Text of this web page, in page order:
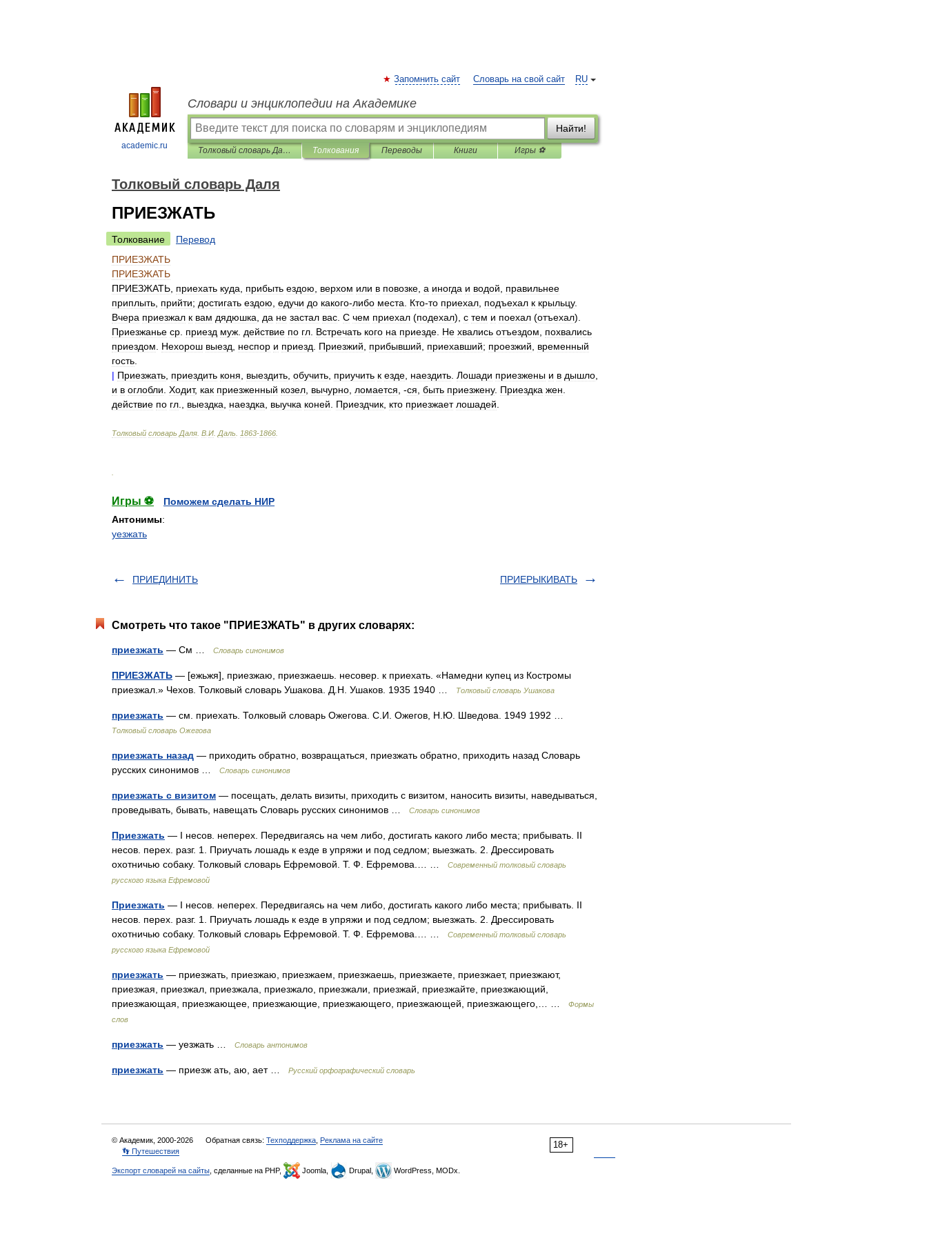
academic.ru
RU
Запомнить сайт Словарь на свой сайт
Словари и энциклопедии на Академике
Найти!
Толковый словарь Даля Толкования Переводы Книги Игры ⚽
Толковый словарь Даля
ПРИЕЗЖАТЬ
Толкование
Перевод
ПРИЕЗЖАТЬ
ПРИЕЗЖАТЬ
ПРИЕЗЖАТЬ приехать куда прибыть ездою верхом или в повозке а иногда и водой
правильнее
приплыть прийти; достигать ездою едучи до какого-либо места Кто-то приехал подъехал к крыльцу.
Вчера приезжал к вам дядюшка да не застал вас С чем приехал (подехал), с тем и поехал (отъехал).
Приезжанье ср приезд муж действие по гл Встречать кого на приезде Не хвались отъездом
похвались
приездом
Нехорош выезд неспор и приезд Приезжий прибывший приехавший; проезжий
временный
гость
| Приезжать приездить коня выездить обучить приучить к езде наездить Лошади приезжены и в дышло
и в оглобли Ходит, как приезженный козел вычурно ломается , -ся быть приезжену. Приездка жен
действие по гл выездка наездка выучка коней Приездчик кто приезжает лошадей
Толковый словарь Даля В И Даль 1863-1866
Игры ⚽
Поможем сделать НИР
Антонимы:
уезжать
ПРИЕДИНИТЬ ПРИЕРЫКИВАТЬ
Смотреть что такое "ПРИЕЗЖАТЬ" в других словарях:
приезжать — См … Словарь синонимов
ПРИЕЗЖАТЬ — [ежьжя], приезжаю, приезжаешь. несовер. к приехать. «Намедни купец из Костромы
приезжал.» Чехов. Толковый словарь Ушакова. Д.Н. Ушаков. 1935 1940 …
Толковый словарь Ушакова
приезжать — см. приехать. Толковый словарь Ожегова. С.И. Ожегов, Н.Ю. Шведова. 1949 1992 …
Толковый словарь Ожегова
приезжать назад — приходить обратно, возвращаться, приезжать обратно, приходить назад Словарь
русских синонимов …
Словарь синонимов
приезжать с визитом — посещать, делать визиты, приходить с визитом, наносить визиты, наведываться,
проведывать, бывать, навещать Словарь русских синонимов …
Словарь синонимов
Приезжать — I несов. неперех. Передвигаясь на чем либо, достигать какого либо места; прибывать. II
несов. перех. разг. 1. Приучать лошадь к езде в упряжи и под седлом; выезжать. 2. Дрессировать
охотничью собаку. Толковый словарь Ефремовой. Т. Ф. Ефремова.… …
Современный толковый словарь
русского языка Ефремовой
Приезжать — I несов. неперех. Передвигаясь на чем либо, достигать какого либо места; прибывать. II
несов. перех. разг. 1. Приучать лошадь к езде в упряжи и под седлом; выезжать. 2. Дрессировать
охотничью собаку. Толковый словарь Ефремовой. Т. Ф. Ефремова.… …
Современный толковый словарь
русского языка Ефремовой
приезжать — приезжать, приезжаю, приезжаем, приезжаешь, приезжаете, приезжает, приезжают,
приезжая, приезжал, приезжала, приезжало, приезжали, приезжай, приезжайте, приезжающий,
приезжающая, приезжающее, приезжающие, приезжающего, приезжающей, приезжающего,… …
Формы
слов
приезжать — уезжать … Словарь антонимов
приезжать — приезж ать, аю, ает … Русский орфографический словарь
18+
© Академик, 2000-2026 Обратная связь: Техподдержка Реклама на сайте
👣 Путешествия
Экспорт словарей на сайты , сделанные на PHP, Joomla, Drupal, WordPress, MODx.